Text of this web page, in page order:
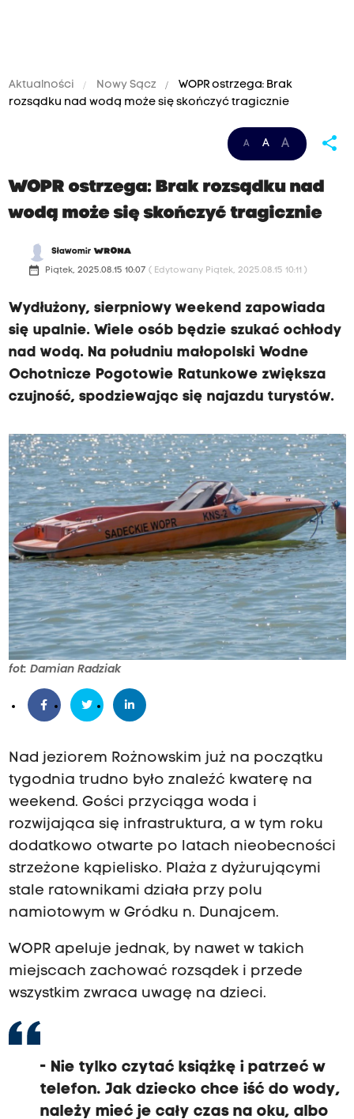
Aktualności Nowy Sącz
WOPR ostrzega: Brak
rozsądku nad wodą może się skończyć tragicznie
A A A share
WOPR ostrzega: Brak rozsądku nad
wodą może się skończyć tragicznie
SławomirWRONA
date_range Piątek, 2025.08.15 10:07 ( Edytowany Piątek, 2025.08.15 10:11 )
Wydłużony, sierpniowy weekend zapowiada
się upalnie. Wiele osób będzie szukać ochłody
nad wodą. Na południu małopolski Wodne
Ochotnicze Pogotowie Ratunkowe zwiększa
czujność, spodziewając się najazdu turystów.
fot: Damian Radziak
Nad jeziorem Rożnowskim już na początku
tygodnia trudno było znaleźć kwaterę na
weekend. Gości przyciąga woda i
rozwijająca się infrastruktura, a w tym roku
dodatkowo otwarte po latach nieobecności
strzeżone kąpielisko. Plaża z dyżurującymi
stale ratownikami działa przy polu
namiotowym w Gródku n. Dunajcem.
WOPR apeluje jednak, by nawet w takich
miejscach zachować rozsądek i przede
wszystkim zwraca uwagę na dzieci.
- Nie tylko czytać książkę i patrzeć w
telefon. Jak dziecko chce iść do wody,
należy mieć je cały czas na oku, albo